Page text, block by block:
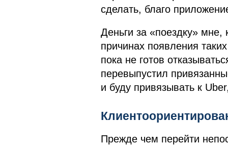
сделать, благо
Деньги за «поездку»
причинах появления
пока не готов
перевыпустил
и буду привязывать к
Прежде чем перейти